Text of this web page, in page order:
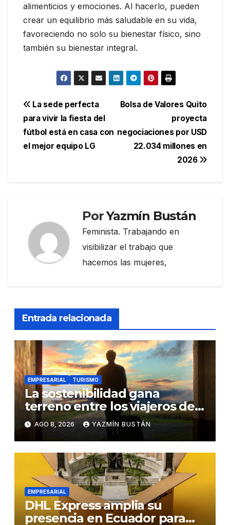
alimenticios y emociones. Al hacerlo, pueden
crear un equilibrio más saludable en su vida,
favoreciendo no solo su bienestar físico, sino
también su bienestar integral.
Navegación
de
entradas
Bolsa de Valores Quito
proyecta
negociaciones por USD
22.034 millones en
2026
La sede perfecta
para vivir la fiesta del
fútbol está en casa con
el mejor equipo LG
PorYazmín Bustán
Feminista. Trabajando en
visibilizar el trabajo que
hacemos las mujeres,
Entrada relacionada
EMPRESARIAL TURISMO
La sostenibilidad gana
terreno entre los viajeros de
negocios
AGO 8, 2026 YAZMÍN BUSTÁN
EMPRESARIAL
DHL Express amplia su
presencia en Ecuador para